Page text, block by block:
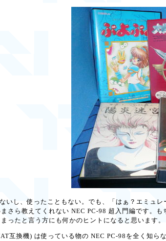
いし、使ったこともない。でも、「はぁ？エミュ
さら教えてくれない NEC PC-98 超入門編です。
ったと言う方にも何かのヒントになると思います。
互換機) は使っている物の NEC PC-98を全く知ら